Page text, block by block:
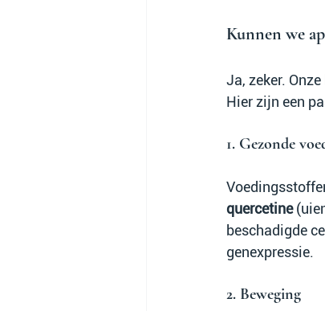
Kunnen we
Ja, zeker.
Hier zijn een
1. Gezonde
quercetine
beschadigde
genexpressie.
2. Beweging